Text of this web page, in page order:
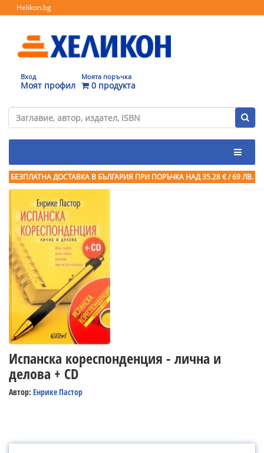
Helikon.bg
Вход
Моят профил
Моята поръчка
0 продукта
БЕЗПЛАТНА ДОСТАВКА В БЪЛГАРИЯ ПРИ ПОРЪЧКА НАД 35.28 € / 69 ЛВ.
Испанска кореспонденция - лична и
делова + CD
Автор: Енрике Пастор